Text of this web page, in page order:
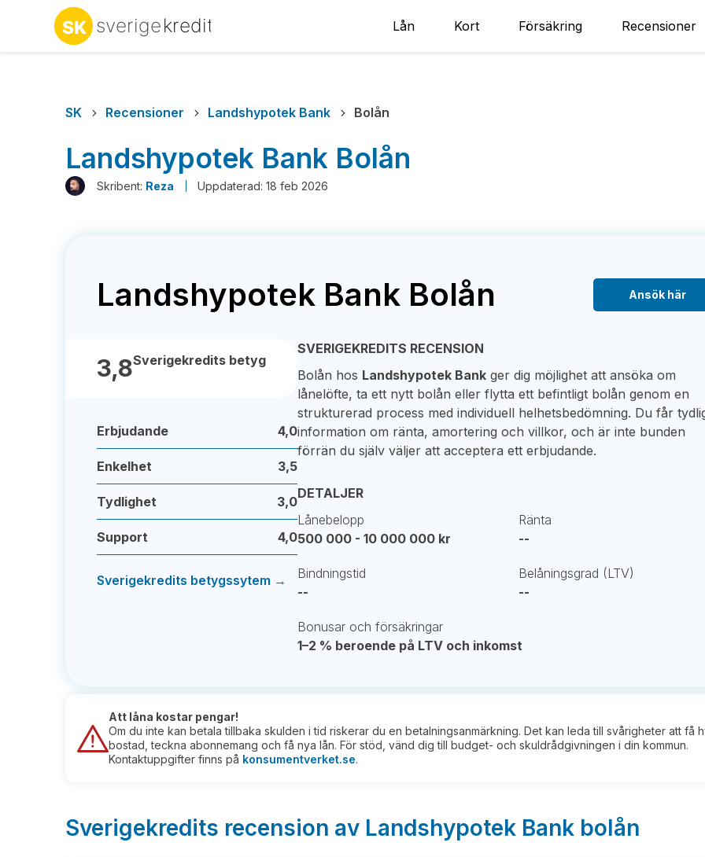
Lån Kort Försäkring Recensioner
SK Recensioner Landshypotek Bank Bolån
Landshypotek Bank Bolån
Skribent: Reza Uppdaterad: 18 feb 2026
Landshypotek Bank Bolån Ansök här
3,8Sverigekredits betyg
Erbjudande 4,0
Enkelhet 3,5
Tydlighet 3,0
Support 4,0
Sverigekredits betygssytem →
SVERIGEKREDITS RECENSION
Bolån hos Landshypotek Bank ger dig möjlighet att ansöka om
lånelöfte, ta ett nytt bolån eller flytta ett befintligt bolån genom en
strukturerad process med individuell helhetsbedömning. Du får
information om ränta, amortering och villkor, och är inte bunden
förrän du själv väljer att acceptera ett erbjudande.
DETALJER
Lånebelopp
500 000 - 10 000 000 kr
Ränta
--
Bindningstid
--
Belåningsgrad (LTV)
--
Bonusar och försäkringar
1–2 % beroende på LTV och inkomst
Att låna kostar pengar!
Om du inte kan betala tillbaka skulden i tid riskerar du en betalningsanmärkning. Det kan leda till svårigheter att få
bostad, teckna abonnemang och få nya lån. För stöd, vänd dig till budget- och skuldrådgivningen i din kommun.
Kontaktuppgifter finns på konsumentverket.se.
Sverigekredits recension av Landshypotek Bank bolån